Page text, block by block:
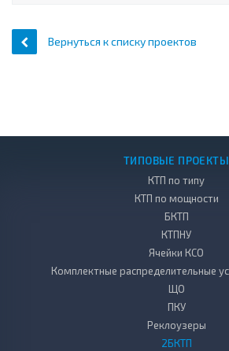
Вернуться к списку проектов
ТИПОВЫЕ ПРОЕКТЫ
КТП по типу
КТП по мощности
БКТП
КТПНУ
Ячейки КСО
Комплектные распределительные
ЩО
ПКУ
Реклоузеры
2БКТП